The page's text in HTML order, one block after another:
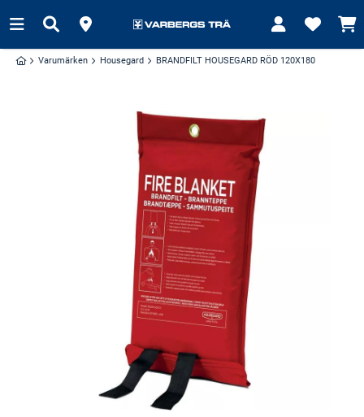
Varumärken Housegard BRANDFILT HOUSEGARD RÖD 120X180